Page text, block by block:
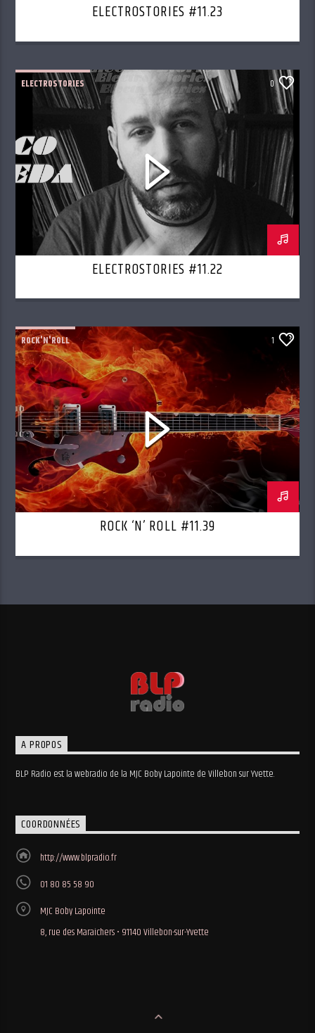
ELECTROSTORIES #11.23
ELECTROSTORIES 0
ELECTROSTORIES #11.22
ROCK'N'ROLL 1
ROCK ‘N’ ROLL #11.39
A PROPOS
BLP Radio est la webradio de la MJC Boby Lapointe de Villebon sur Yvette.
COORDONNÉES
http://www.blpradio.fr
01 80 85 58 90
MJC Boby Lapointe
8, rue des Maraichers • 91140 Villebon-sur-Yvette